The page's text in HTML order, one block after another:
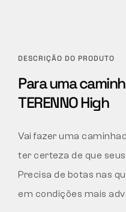
DESCRIÇÃO DO PRODUTO
Para uma
TERENNO High
Vai fazer uma
ter certeza de que
Precisa de botas nas
em condições mais